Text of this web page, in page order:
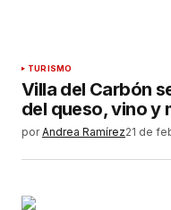
TURISMO
Villa del Carbón
del queso, vino y
por Andrea Ramírez21 de